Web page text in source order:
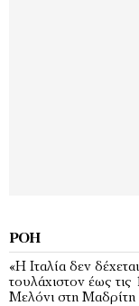
ΡΟΉ
«Η Ιταλία δεν
τουλάχιστον έως
Μελόνι στη Μαδρίτη